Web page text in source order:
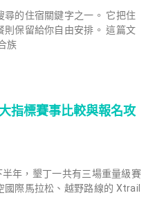
尋的住宿關鍵字之一。 它把住
保留給你自由安排。 這篇文
族
指標賽事比較與報名攻
年，墾丁一共有三場重量級賽
際馬拉松、越野路線的 Xtrail